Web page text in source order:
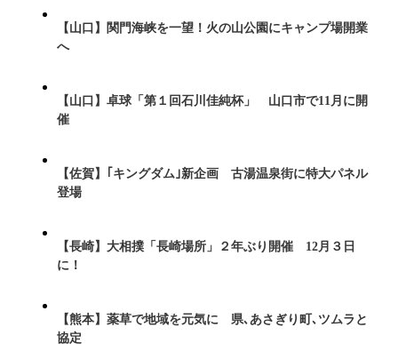
【山口】関門海峡を一望！火の山公園にキャンプ場開業
へ
【山口】卓球「第１回石川佳純杯」 山口市で11月に開
催
【佐賀】｢キングダム｣新企画 古湯温泉街に特大パネル
登場
【長崎】大相撲「長崎場所」２年ぶり開催 12月３日
に！
【熊本】薬草で地域を元気に 県､あさぎり町､ツムラと
協定